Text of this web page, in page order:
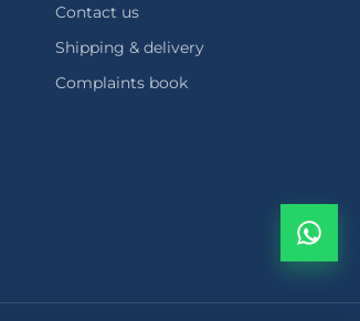
Contact us
Shipping & delivery
Complaints book